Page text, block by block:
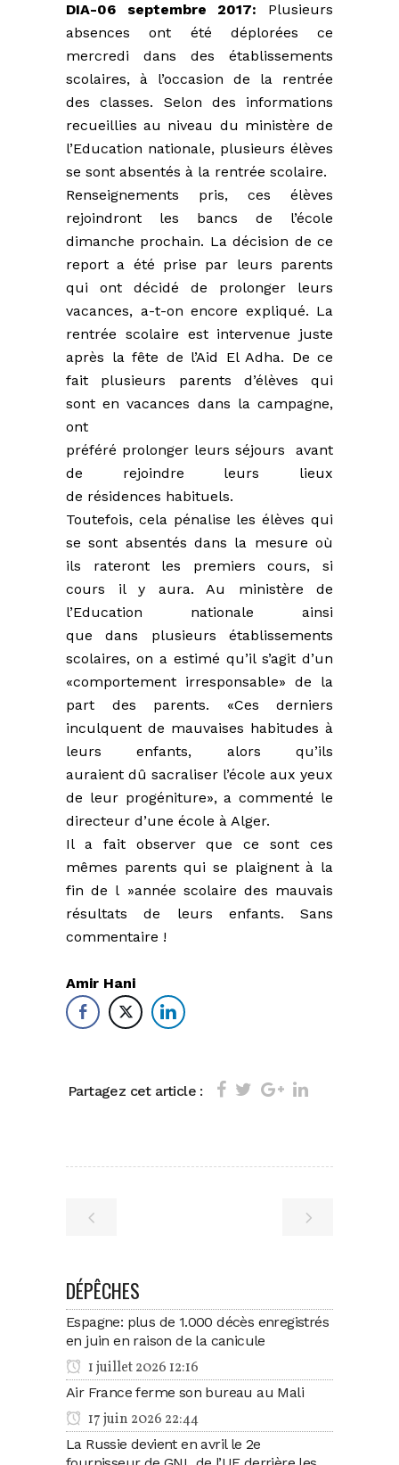
DIA-06 septembre 2017: Plusieurs
absences ont été déplorées ce
mercredi dans des établissements
scolaires, à l’occasion de la rentrée
des classes. Selon des informations
recueillies au niveau du ministère de
l’Education nationale, plusieurs élèves
se sont absentés à la rentrée scolaire.
Renseignements pris, ces élèves
rejoindront les bancs de l’école
dimanche prochain. La décision de ce
report a été prise par leurs parents
qui ont décidé de prolonger leurs
vacances, a-t-on encore expliqué. La
rentrée scolaire est intervenue juste
après la fête de l’Aid El Adha. De ce
fait plusieurs parents d’élèves qui
sont en vacances dans la campagne,
ont
préféré prolonger leurs séjours avant
de rejoindre leurs lieux
de résidences habituels.
Toutefois, cela pénalise les élèves qui
se sont absentés dans la mesure où
ils rateront les premiers cours, si
cours il y aura. Au ministère de
l’Education nationale ainsi
que dans plusieurs établissements
scolaires, on a estimé qu’il s’agit d’un
«comportement irresponsable» de la
part des parents. «Ces derniers
inculquent de mauvaises habitudes à
leurs enfants, alors qu’ils
auraient dû sacraliser l’école aux yeux
de leur progéniture», a commenté le
directeur d’une école à Alger.
Il a fait observer que ce sont ces
mêmes parents qui se plaignent à la
fin de l »année scolaire des mauvais
résultats de leurs enfants. Sans
commentaire !
Amir Hani
Partagez cet article :
DÉPÊCHES
Espagne: plus de 1.000 décès enregistrés
en juin en raison de la canicule
1 juillet 2026 12:16
Air France ferme son bureau au Mali
17 juin 2026 22:44
La Russie devient en avril le 2e